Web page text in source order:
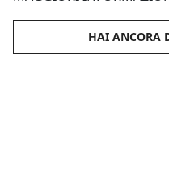
HAI ANCORA